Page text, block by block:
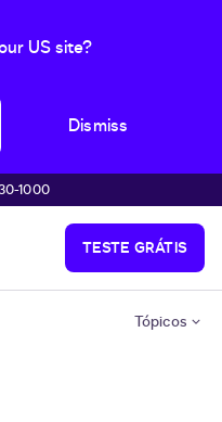
US site?
Dismiss
1000
TESTE GRÁTIS
Tópicos